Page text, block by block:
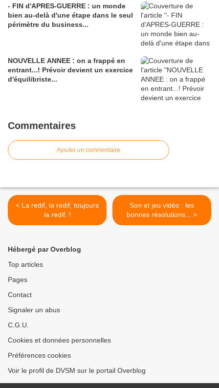
- FIN d'APRES-GUERRE : un monde
bien au-delà d'une étape dans le seul
périmètre du business...
NOUVELLE ANNEE : on a frappé en
entrant...! Prévoir devient un exercice
d'équilibriste...
Commentaires
Ajouter un commentaire
< La redif, la redif, toujours
la redif. !
Son et jeu vidéo : les
bonnes résolutions... >
Hébergé par Overblog
Top articles
Pages
Contact
Signaler un abus
C.G.U.
Cookies et données personnelles
Préférences cookies
Voir le profil de DVSM sur le portail Overblog